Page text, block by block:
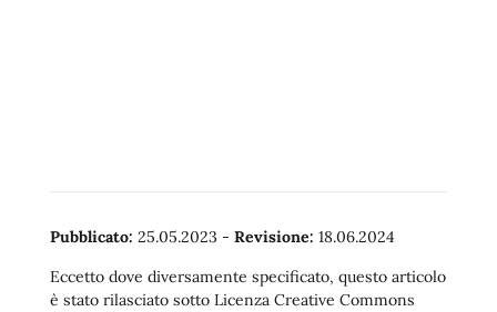
Pubblicato: 25.05.2023 - Revisione: 18.06.2024
Eccetto dove diversamente specificato, questo articolo
è stato rilasciato sotto Licenza Creative Commons